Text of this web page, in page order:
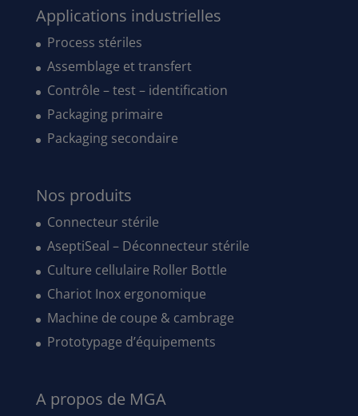
Applications industrielles
Process stériles
Assemblage et transfert
Contrôle – test – identification
Packaging primaire
Packaging secondaire
Nos produits
Connecteur stérile
AseptiSeal – Déconnecteur stérile
Culture cellulaire Roller Bottle
Chariot Inox ergonomique
Machine de coupe & cambrage
Prototypage d’équipements
A propos de MGA